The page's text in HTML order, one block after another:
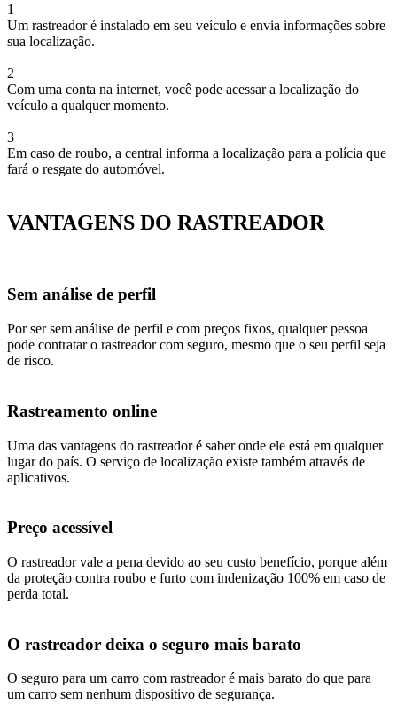
1
Um rastreador é instalado em seu veículo e envia informações sobre
sua localização.
2
Com uma conta na internet, você pode acessar a localização do
veículo a qualquer momento.
3
Em caso de roubo, a central informa a localização para a polícia que
fará o resgate do automóvel.
VANTAGENS DO RASTREADOR
Sem análise de perfil
Por ser sem análise de perfil e com preços fixos, qualquer pessoa
pode contratar o rastreador com seguro, mesmo que o seu perfil seja
de risco.
Rastreamento online
Uma das vantagens do rastreador é saber onde ele está em qualquer
lugar do país. O serviço de localização existe também através de
aplicativos.
Preço acessível
O rastreador vale a pena devido ao seu custo benefício, porque além
da proteção contra roubo e furto com indenização 100% em caso de
perda total.
O rastreador deixa o seguro mais barato
O seguro para um carro com rastreador é mais barato do que para
um carro sem nenhum dispositivo de segurança.